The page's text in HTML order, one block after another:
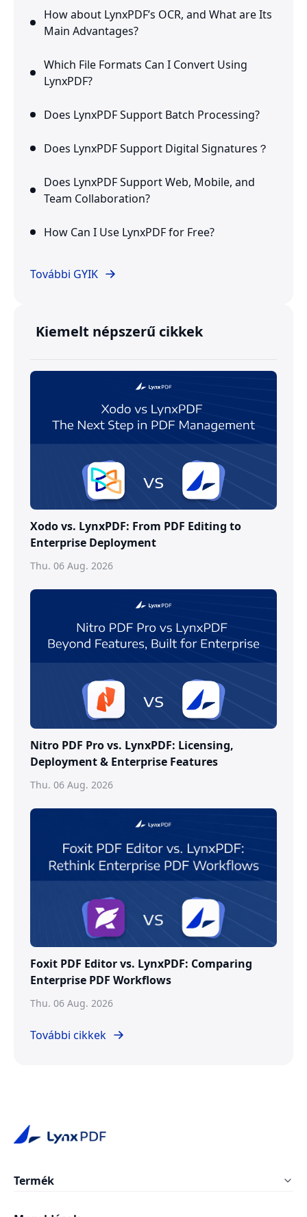
How about LynxPDF’s OCR, and What are Its
Main Advantages?
Which File Formats Can I Convert Using
LynxPDF?
Does LynxPDF Support Batch Processing?
Does LynxPDF Support Digital Signatures？
Does LynxPDF Support Web, Mobile, and
Team Collaboration?
How Can I Use LynxPDF for Free?
További GYIK
Kiemelt népszerű cikkek
Xodo vs. LynxPDF: From PDF Editing to
Enterprise Deployment
Thu. 06 Aug. 2026
Nitro PDF Pro vs. LynxPDF: Licensing,
Deployment & Enterprise Features
Thu. 06 Aug. 2026
Foxit PDF Editor vs. LynxPDF: Comparing
Enterprise PDF Workflows
Thu. 06 Aug. 2026
További cikkek
Termék